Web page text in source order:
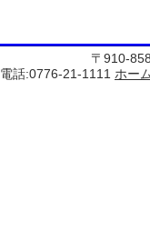
〒910-
電話:0776-21-1111 ホー